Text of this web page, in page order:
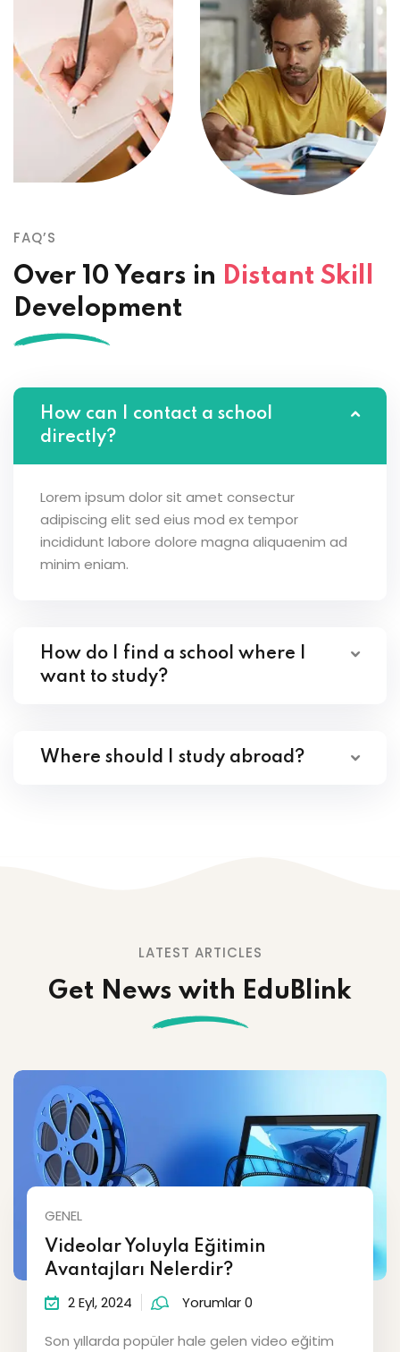
FAQ’S
Over 10 Years in Distant Skill
Development
How can I contact a school
directly?
Lorem ipsum dolor sit amet consectur
adipiscing elit sed eius mod ex tempor
incididunt labore dolore magna aliquaenim ad
minim eniam.
How do I find a school where I
want to study?
Where should I study abroad?
LATEST ARTICLES
Get News with EduBlink
GENEL
Videolar Yoluyla Eğitimin
Avantajları Nelerdir?
2 Eyl, 2024 Yorumlar 0
Son yıllarda popüler hale gelen video eğitim